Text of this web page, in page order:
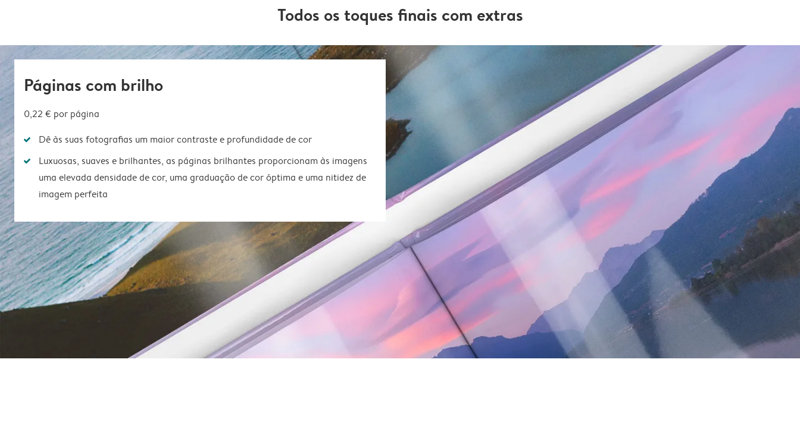
Todos os toques finais com extras
Páginas com brilho
0,22 € por página
Dê às suas fotografias um maior contraste e profundidade de cor
Luxuosas, suaves e brilhantes, as páginas brilhantes proporcionam às imagens
uma elevada densidade de cor, uma graduação de cor óptima e uma nitidez de
imagem perfeita